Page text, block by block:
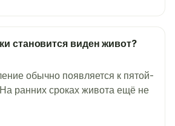
становится виден живот?
обычно появляется к пятой-
ранних сроках живота ещё не